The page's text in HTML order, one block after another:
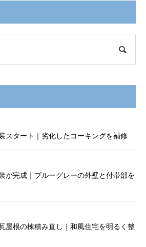
スタート｜劣化したコーキングを補修
が完成｜ブルーグレーの外壁と付帯部を
屋根の棟積み直し｜和風住宅を明るく整